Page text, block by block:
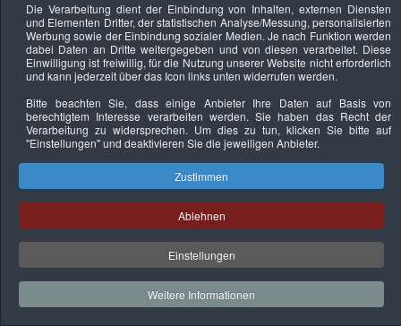
Keine Termine
Datenschutzerklärung Urheberrechtsnachweise Nachhaltigkeit
Copyright © 2026. Bundesverband Deutscher
Sachverständiger und Fachgutachter e.V..
Die Verarbeitung dient der Einbindung von Inhalten, externen Diensten
und Elementen Dritter, der statistischen Analyse/Messung, personalisierten
Werbung sowie der Einbindung sozialer Medien. Je nach Funktion werden
dabei Daten an Dritte weitergegeben und von diesen verarbeitet. Diese
Einwilligung ist freiwillig, für die Nutzung unserer Website nicht erforderlich
und kann jederzeit über das Icon links unten widerrufen werden.
Bitte beachten Sie, dass einige Anbieter Ihre Daten auf Basis von
berechtigtem Interesse verarbeiten werden. Sie haben das Recht der
Verarbeitung zu widersprechen. Um dies zu tun, klicken Sie bitte auf
"Einstellungen"und deaktivieren Sie die jeweiligen Anbieter.
Zustimmen
Ablehnen
Einstellungen
Weitere Informationen